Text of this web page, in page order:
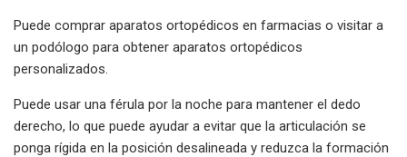
Puede comprar aparatos ortopédicos en farmacias o visitar a
un podólogo para obtener aparatos ortopédicos
personalizados.
Puede usar una férula por la noche para mantener el dedo
derecho, lo que puede ayudar a evitar que la articulación se
ponga rígida en la posición desalineada y reduzca la formación